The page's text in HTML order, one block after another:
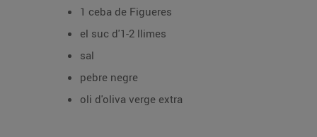
1 ceba de Figueres
el suc d'1-2 llimes
sal
pebre negre
oli d'oliva verge extra